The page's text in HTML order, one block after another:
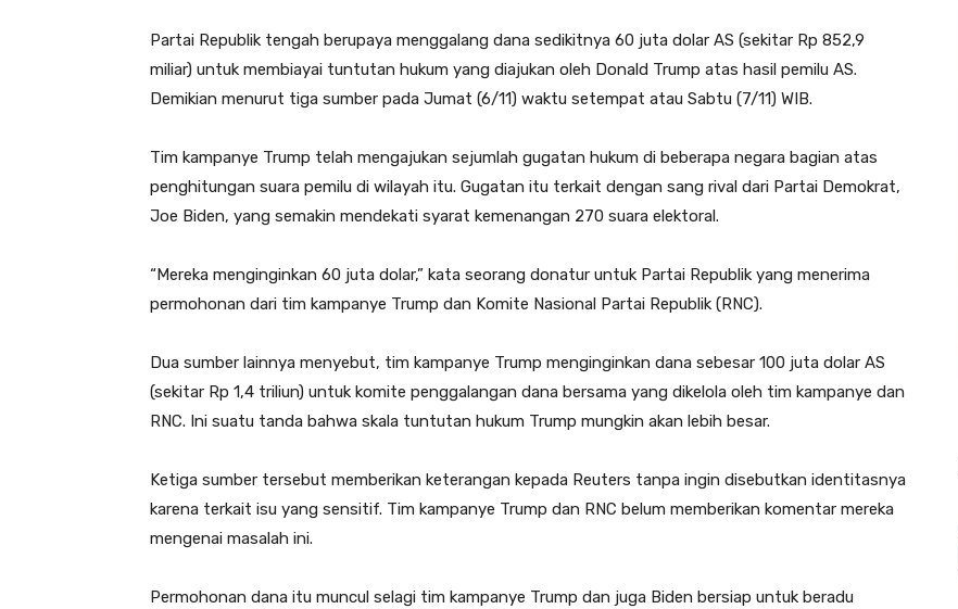
Partai Republik tengah berupaya menggalang dana sedikitnya 60 juta dolar AS (sekitar Rp 852,9
miliar) untuk membiayai tuntutan hukum yang diajukan oleh Donald Trump atas hasil pemilu AS.
Demikian menurut tiga sumber pada Jumat (6/11) waktu setempat atau Sabtu (7/11) WIB.
Tim kampanye Trump telah mengajukan sejumlah gugatan hukum di beberapa negara bagian atas
penghitungan suara pemilu di wilayah itu. Gugatan itu terkait dengan sang rival dari Partai Demokrat,
Joe Biden, yang semakin mendekati syarat kemenangan 270 suara elektoral.
“Mereka menginginkan 60 juta dolar,” kata seorang donatur untuk Partai Republik yang menerima
permohonan dari tim kampanye Trump dan Komite Nasional Partai Republik (RNC).
Dua sumber lainnya menyebut, tim kampanye Trump menginginkan dana sebesar 100 juta dolar AS
(sekitar Rp 1,4 triliun) untuk komite penggalangan dana bersama yang dikelola oleh tim kampanye dan
RNC. Ini suatu tanda bahwa skala tuntutan hukum Trump mungkin akan lebih besar.
Ketiga sumber tersebut memberikan keterangan kepada Reuters tanpa ingin disebutkan identitasnya
karena terkait isu yang sensitif. Tim kampanye Trump dan RNC belum memberikan komentar mereka
mengenai masalah ini.
Permohonan dana itu muncul selagi tim kampanye Trump dan juga Biden bersiap untuk beradu